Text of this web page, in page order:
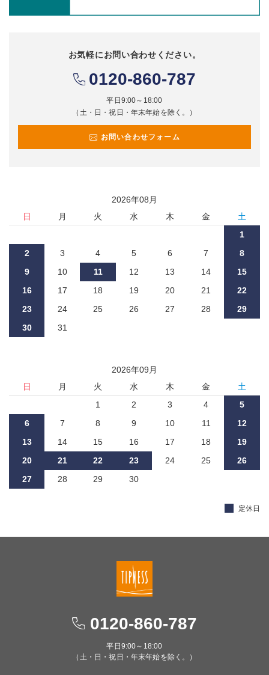
お気軽にお問い合わせください。
0120-860-787
平日9:00～18:00
（土・日・祝日・年末年始を除く。）
お問い合わせフォーム
2026年08 月
日
月 火 水 木 金
土
1
2
3 4 5 6 7
8
9
10 11 12 13 14
15
16
17 18 19 20 21
22
23
24 25 26 27 28
29
30
31
2026年09 月
日
月 火 水 木 金
土
1
2 3 4
5
6
7 8 9 10 11
12
13
14 15 16 17 18
19
20
21 22 23 24 25
26
27
28 29 30
定休日
0120-860-787
平日9:00～18:00
（土・日・祝日・年末年始を除く。）